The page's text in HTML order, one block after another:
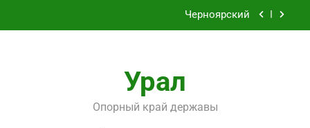
Черноярский
Староуткинск
Урал
Опорный край державы